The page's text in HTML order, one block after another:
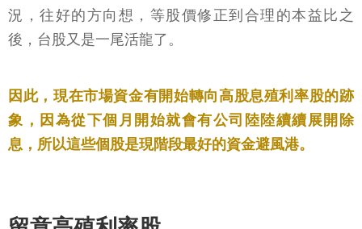
況，往好的方向想，等股價修正到合理的本益比之
後，台股又是一尾活龍了。
因此，現在市場資金有開始轉向高股息殖利率股的跡
象，因為從下個月開始就會有公司陸陸續續展開除
息，所以這些個股是現階段最好的資金避風港。